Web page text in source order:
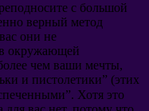
с большой
верный метод
они не
в окружающей
чем ваши мечты,
и пистолетики” (этих
”. Хотя это